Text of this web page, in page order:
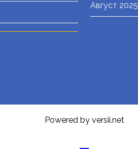
Август 2025
Powered by versii.net